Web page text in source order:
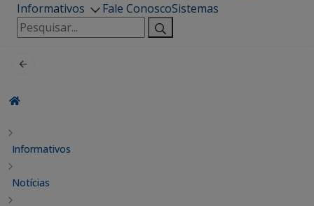
Informativos
Fale ConoscoSistemas
Pesquisar
por:
Informativos
Notícias